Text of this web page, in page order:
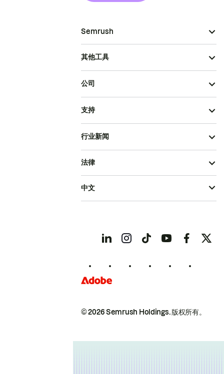
Semrush
其他工具
公司
支持
行业新闻
© 2026 Semrush Holdings.版权所有。
法律
中文